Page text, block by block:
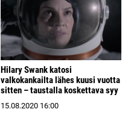
Hilary Swank katosi
valkokankailta lähes kuusi vuotta
sitten – taustalla koskettava syy
15.08.2020 16:00